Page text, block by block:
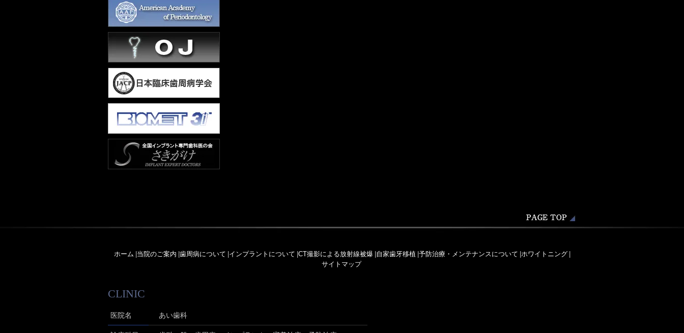
ホーム 当院のご案内 歯周病について インプラントについて CT撮影による放射線被爆 自家歯牙移植 予防治療・メンテナンスについて ホワイトニング
サイトマップ
CLINIC
医院名 あい歯科